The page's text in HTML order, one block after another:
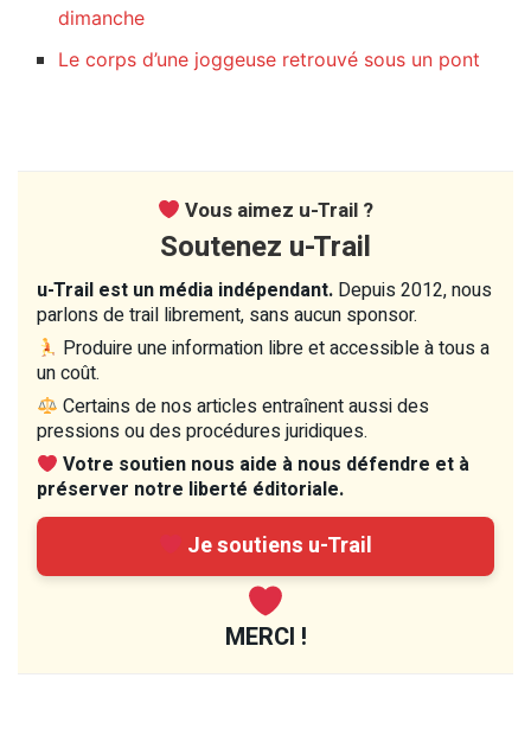
dimanche
Le corps d’une joggeuse retrouvé sous un pont
Vous aimez u-Trail ?
Soutenez u-Trail
u-Trail est un média indépendant. Depuis 2012, nous
parlons de trail librement, sans aucun sponsor.
Produire une information libre et accessible à tous a
un coût.
Certains de nos articles entraînent aussi des
pressions ou des procédures juridiques.
Votre soutien nous aide à nous défendre et à
préserver notre liberté éditoriale.
Je soutiens u-Trail
MERCI !